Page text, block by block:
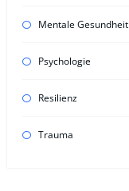
Mentale Gesundheit
Psychologie
Resilienz
Trauma